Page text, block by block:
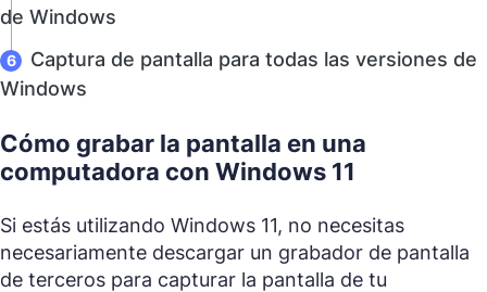
de Windows
Captura de pantalla para todas las versiones de
Windows
Cómo grabar la pantalla en una
computadora con Windows 11
Si estás utilizando Windows 11, no necesitas
necesariamente descargar un grabador de pantalla
de terceros para capturar la pantalla de tu